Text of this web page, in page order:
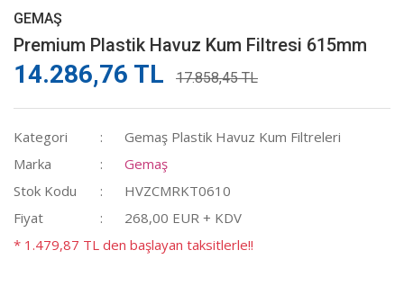
GEMAŞ
Premium Plastik Havuz Kum Filtresi 615mm
14.286,76 TL 17.858,45 TL
Kategori
Gemaş Plastik Havuz Kum Filtreleri
Marka
Gemaş
Stok Kodu
HVZCMRKT0610
Fiyat
268,00 EUR + KDV
* 1.479,87 TL den başlayan taksitlerle!!